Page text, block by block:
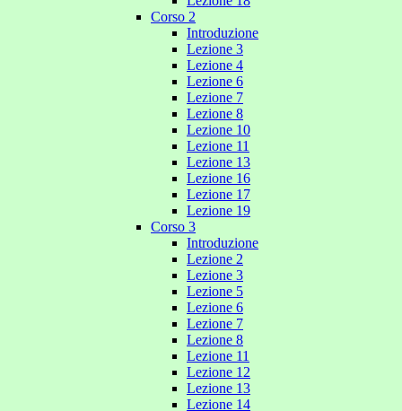
Corso 2
Introduzione
Lezione 3
Lezione 4
Lezione 6
Lezione 7
Lezione 8
Lezione 10
Lezione 11
Lezione 13
Lezione 16
Lezione 17
Lezione 19
Corso 3
Introduzione
Lezione 2
Lezione 3
Lezione 5
Lezione 6
Lezione 7
Lezione 8
Lezione 11
Lezione 12
Lezione 13
Lezione 14